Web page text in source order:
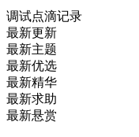
调试点滴记录
最新更新
最新主题
最新优选
最新精华
最新求助
最新悬赏